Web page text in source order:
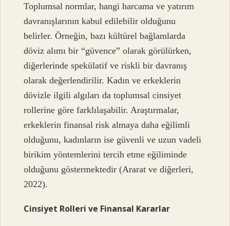
Toplumsal normlar, hangi harcama ve yatırım
davranışlarının kabul edilebilir olduğunu
belirler. Örneğin, bazı kültürel bağlamlarda
döviz alımı bir “güvence” olarak görülürken,
diğerlerinde spekülatif ve riskli bir davranış
olarak değerlendirilir. Kadın ve erkeklerin
dövizle ilgili algıları da toplumsal cinsiyet
rollerine göre farklılaşabilir. Araştırmalar,
erkeklerin finansal risk almaya daha eğilimli
olduğunu, kadınların ise güvenli ve uzun vadeli
birikim yöntemlerini tercih etme eğiliminde
olduğunu göstermektedir (Ararat ve diğerleri,
2022).
Cinsiyet Rolleri ve Finansal Kararlar